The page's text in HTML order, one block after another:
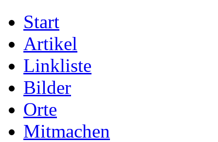
Start
Artikel
Linkliste
Bilder
Orte
Mitmachen